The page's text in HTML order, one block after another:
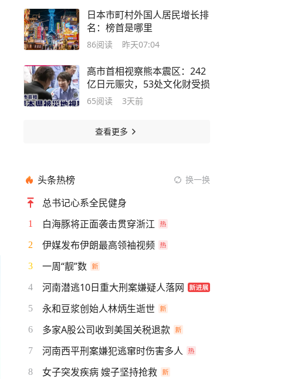
日本市町村外国人居民增长排
名：榜首是哪里
86阅读 昨天07:04
高市首相视察熊本震区：242
亿日元赈灾，53处文化财受损
65阅读 3天前
查看更多
头条热榜 换一换
总书记心系全民健身
1 白海豚将正面袭击贯穿浙江
2 伊媒发布伊朗最高领袖视频
3 一周“靓”数
4 河南潜逃10日重大刑案嫌疑人落网
5 永和豆浆创始人林炳生逝世
6 多家A股公司收到美国关税退款
7 河南西平刑案嫌犯逃窜时伤害多人
8 女子突发疾病 嫂子坚持抢救